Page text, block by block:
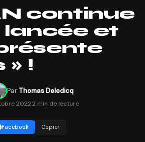
continue
lancée et
» !
Par Thomas Deledicq
20222 min de lecture
Facebook Copier